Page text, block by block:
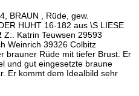
BRAUN , Rüde, gew.
HUHT 16-182 aus \S LIESE
Z:. Katrin Teuwsen 29593
Weinrich 39326 Colbitz
brauner Rüde mit tiefer Brust. Er
und gut eingesetzte braune
Er kommt dem Idealbild sehr